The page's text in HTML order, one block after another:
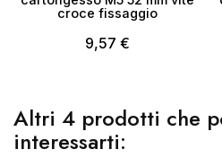
croce fissaggio
9,57 €
Altri 4 prodotti che
interessarti: